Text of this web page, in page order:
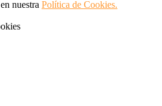
nuestra Política de Cookies.